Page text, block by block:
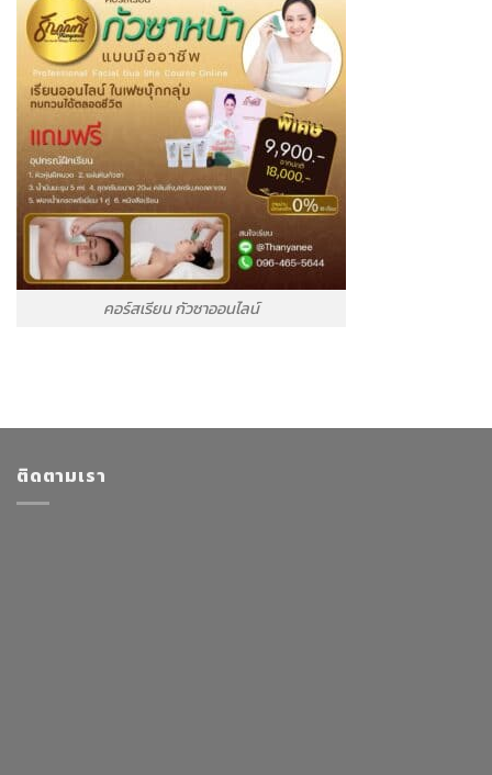
คอร์สเรียน กัวซาออนไลน์
ติดตามเรา